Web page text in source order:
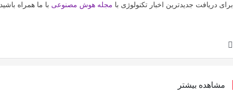
برای دریافت جدیدترین اخبار تکنولوژی با مجله هوش مصنوعی با ما همراه باشید
مشاهده بیشتر